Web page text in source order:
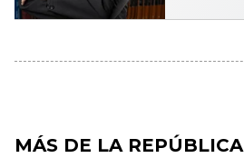
MÁS DE LA REPÚBLICA